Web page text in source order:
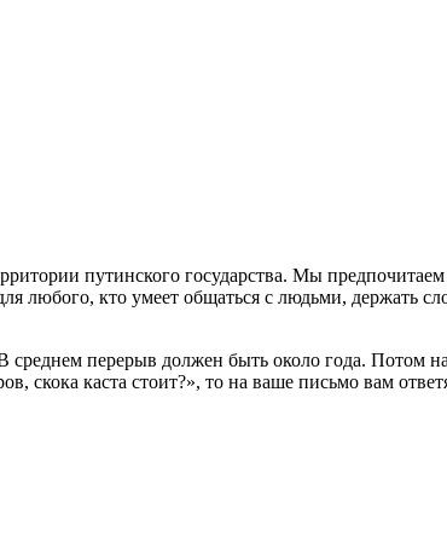
путинского государства. Мы
любого, кто умеет общаться с людьми, держать
перерыв должен быть около года. Потом
скока каста стоит?», то на ваше письмо вам